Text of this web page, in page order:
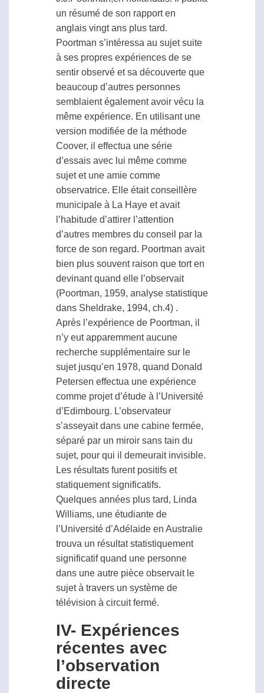
un résumé de son rapport en
anglais vingt ans plus tard.
Poortman s’intéressa au sujet suite
à ses propres expériences de se
sentir observé et sa découverte que
beaucoup d’autres personnes
semblaient également avoir vécu la
même expérience. En utilisant une
version modifiée de la méthode
Coover, il effectua une série
d’essais avec lui même comme
sujet et une amie comme
observatrice. Elle était conseillère
municipale à La Haye et avait
l’habitude d’attirer l’attention
d’autres membres du conseil par la
force de son regard. Poortman avait
bien plus souvent raison que tort en
devinant quand elle l’observait
(Poortman, 1959, analyse statistique
dans Sheldrake, 1994, ch.4) .
Après l’expérience de Poortman, il
n’y eut apparemment aucune
recherche supplémentaire sur le
sujet jusqu’en 1978, quand Donald
Petersen effectua une expérience
comme projet d’étude à l’Université
d’Edimbourg. L’observateur
s’asseyait dans une cabine fermée,
séparé par un miroir sans tain du
sujet, pour qui il demeurait invisible.
Les résultats furent positifs et
statiquement significatifs.
Quelques années plus tard, Linda
Williams, une étudiante de
l’Université d’Adélaide en Australie
trouva un résultat statistiquement
significatif quand une personne
dans une autre pièce observait le
sujet à travers un système de
télévision à circuit fermé.
IV- Expériences
récentes avec
l’observation
directe